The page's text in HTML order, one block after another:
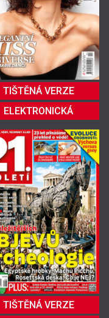
TIŠTĚNÁ VERZE
ELEKTRONICKÁ
TIŠTĚNÁ VERZE